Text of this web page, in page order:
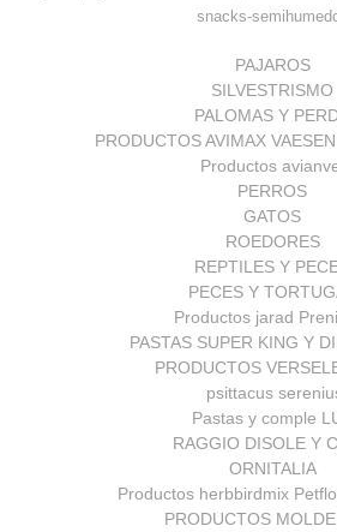
snacks-
PAJAROS
SILVESTRISMO
PALOMAS Y
PRODUCTOS AVIMAX
Productos
PERROS
GATOS
ROEDORES
REPTILES Y
PECES Y
Productos jarad
PASTAS SUPER KING Y
PRODUCTOS
psittacus
Pastas y comple
RAGGIO DISOLE Y
ORNITALIA
Productos herbbirdmix
PRODUCTOS MOLDE